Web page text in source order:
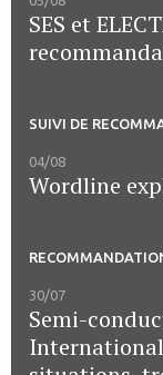
SES et
SUIVI DE
04/08
Wordline
30/07
Semi-